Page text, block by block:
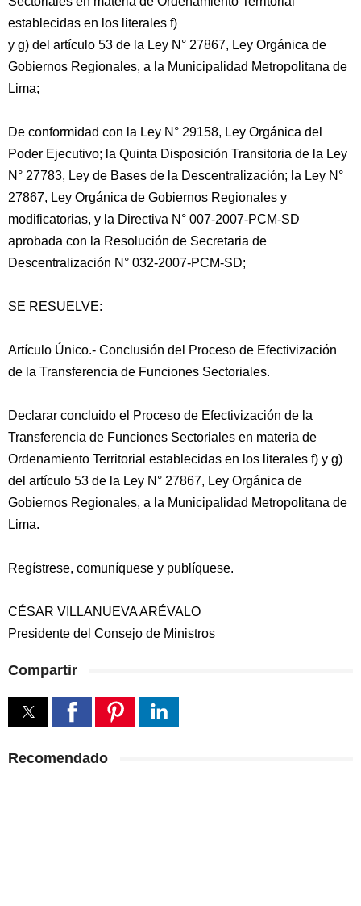
establecidas en los literales f)
y g) del artículo 53 de la Ley N° 27867, Ley Orgánica de
Gobiernos Regionales, a la Municipalidad Metropolitana de
Lima;
De conformidad con la Ley N° 29158, Ley Orgánica del
Poder Ejecutivo; la Quinta Disposición Transitoria de la Ley
N° 27783, Ley de Bases de la Descentralización; la Ley N°
27867, Ley Orgánica de Gobiernos Regionales y
modificatorias, y la Directiva N° 007-2007-PCM-SD
aprobada con la Resolución de Secretaria de
Descentralización N° 032-2007-PCM-SD;
SE RESUELVE:
Artículo Único.- Conclusión del Proceso de Efectivización
de la Transferencia de Funciones Sectoriales.
Declarar concluido el Proceso de Efectivización de la
Transferencia de Funciones Sectoriales en materia de
Ordenamiento Territorial establecidas en los literales f) y g)
del artículo 53 de la Ley N° 27867, Ley Orgánica de
Gobiernos Regionales, a la Municipalidad Metropolitana de
Lima.
Regístrese, comuníquese y publíquese.
CÉSAR VILLANUEVA ARÉVALO
Presidente del Consejo de Ministros
Compartir
Recomendado